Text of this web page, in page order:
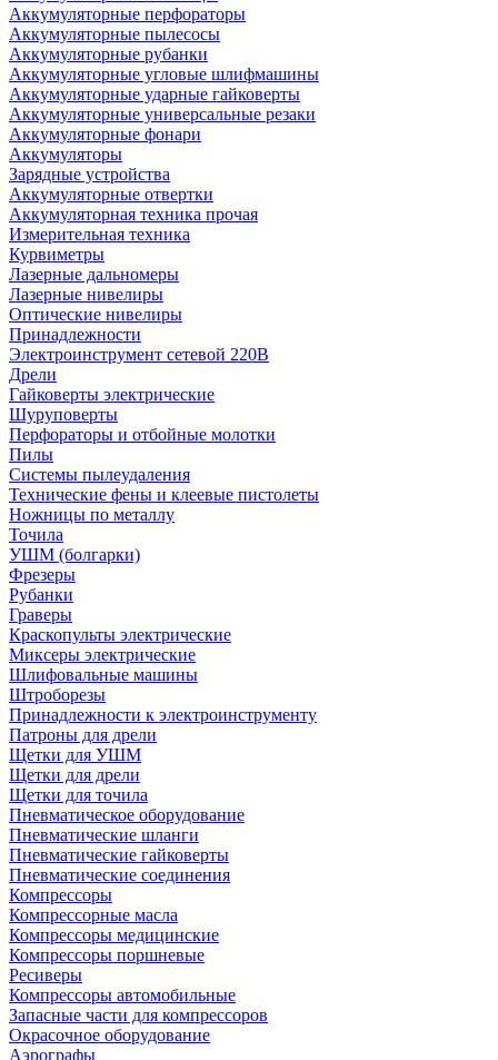
Аккумуляторные перфораторы
Аккумуляторные пылесосы
Аккумуляторные рубанки
Аккумуляторные угловые шлифмашины
Аккумуляторные ударные гайковерты
Аккумуляторные универсальные резаки
Аккумуляторные фонари
Аккумуляторы
Зарядные устройства
Аккумуляторные отвертки
Аккумуляторная техника прочая
Измерительная техника
Курвиметры
Лазерные дальномеры
Лазерные нивелиры
Оптические нивелиры
Принадлежности
Электроинструмент сетевой 220В
Дрели
Гайковерты электрические
Шуруповерты
Перфораторы и отбойные молотки
Пилы
Системы пылеудаления
Технические фены и клеевые пистолеты
Ножницы по металлу
Точила
УШМ (болгарки)
Фрезеры
Рубанки
Граверы
Краскопульты электрические
Миксеры электрические
Шлифовальные машины
Штроборезы
Принадлежности к электроинструменту
Патроны для дрели
Щетки для УШМ
Щетки для дрели
Щетки для точила
Пневматическое оборудование
Пневматические шланги
Пневматические гайковерты
Пневматические соединения
Компрессоры
Компрессорные масла
Компрессоры медицинские
Компрессоры поршневые
Ресиверы
Компрессоры автомобильные
Запасные части для компрессоров
Окрасочное оборудование
Аэрографы